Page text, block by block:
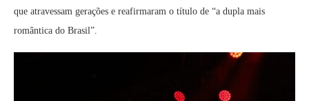
que atravessam gerações e reafirmaram o título de “a dupla mais
romântica do Brasil”.